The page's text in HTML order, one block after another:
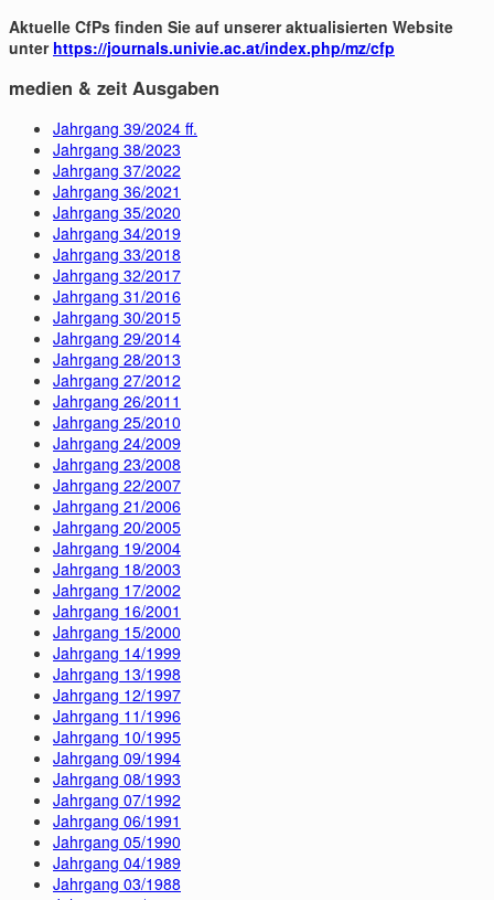
Aktuelle CfPs finden Sie auf unserer aktualisierten Website
unter https://journals.univie.ac.at/index.php/mz/cfp
medien & zeit Ausgaben
Jahrgang 39/2024 ff.
Jahrgang 38/2023
Jahrgang 37/2022
Jahrgang 36/2021
Jahrgang 35/2020
Jahrgang 34/2019
Jahrgang 33/2018
Jahrgang 32/2017
Jahrgang 31/2016
Jahrgang 30/2015
Jahrgang 29/2014
Jahrgang 28/2013
Jahrgang 27/2012
Jahrgang 26/2011
Jahrgang 25/2010
Jahrgang 24/2009
Jahrgang 23/2008
Jahrgang 22/2007
Jahrgang 21/2006
Jahrgang 20/2005
Jahrgang 19/2004
Jahrgang 18/2003
Jahrgang 17/2002
Jahrgang 16/2001
Jahrgang 15/2000
Jahrgang 14/1999
Jahrgang 13/1998
Jahrgang 12/1997
Jahrgang 11/1996
Jahrgang 10/1995
Jahrgang 09/1994
Jahrgang 08/1993
Jahrgang 07/1992
Jahrgang 06/1991
Jahrgang 05/1990
Jahrgang 04/1989
Jahrgang 03/1988